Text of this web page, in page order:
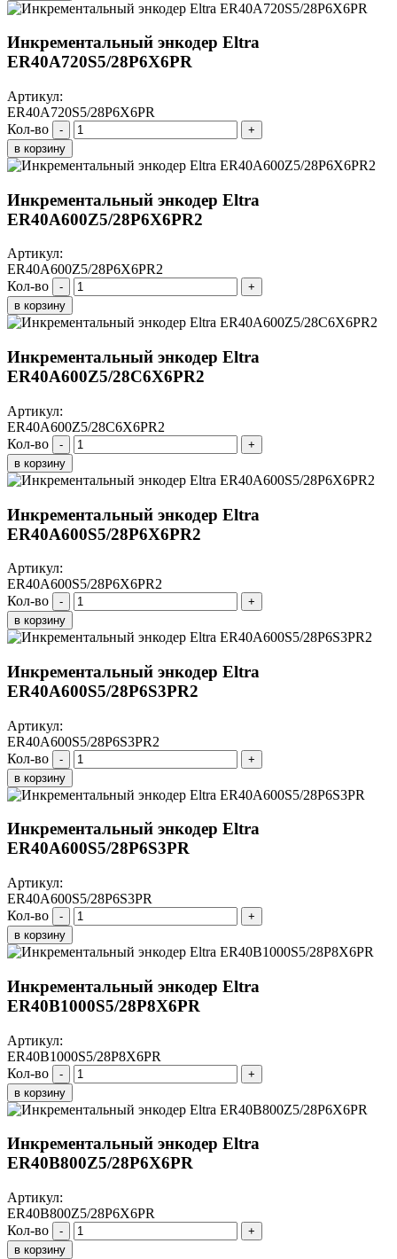
Инкрементальный энкодер Eltra
ER40A720S5/28P6X6PR
Артикул:
ER40A720S5/28P6X6PR
Кол-во
-
+
в корзину
Инкрементальный энкодер Eltra
ER40A600Z5/28P6X6PR2
Артикул:
ER40A600Z5/28P6X6PR2
Кол-во
-
+
в корзину
Инкрементальный энкодер Eltra
ER40A600Z5/28C6X6PR2
Артикул:
ER40A600Z5/28C6X6PR2
Кол-во
-
+
в корзину
Инкрементальный энкодер Eltra
ER40A600S5/28P6X6PR2
Артикул:
ER40A600S5/28P6X6PR2
Кол-во
-
+
в корзину
Инкрементальный энкодер Eltra
ER40A600S5/28P6S3PR2
Артикул:
ER40A600S5/28P6S3PR2
Кол-во
-
+
в корзину
Инкрементальный энкодер Eltra
ER40A600S5/28P6S3PR
Артикул:
ER40A600S5/28P6S3PR
Кол-во
-
+
в корзину
Инкрементальный энкодер Eltra
ER40B1000S5/28P8X6PR
Артикул:
ER40B1000S5/28P8X6PR
Кол-во
-
+
в корзину
Инкрементальный энкодер Eltra
ER40B800Z5/28P6X6PR
Артикул:
ER40B800Z5/28P6X6PR
Кол-во
-
+
в корзину